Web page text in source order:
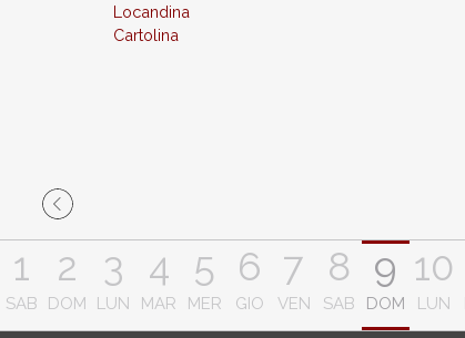
Locandina
Cartolina
1
SAB
2
DOM
3
LUN
4
MAR
5
MER
6
GIO
7
VEN
8
SAB
9
DOM
10
LUN